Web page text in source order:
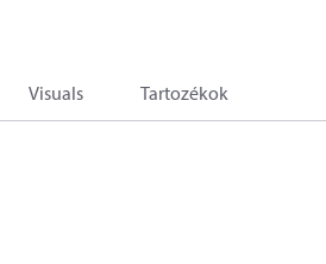
Visuals Tartozékok